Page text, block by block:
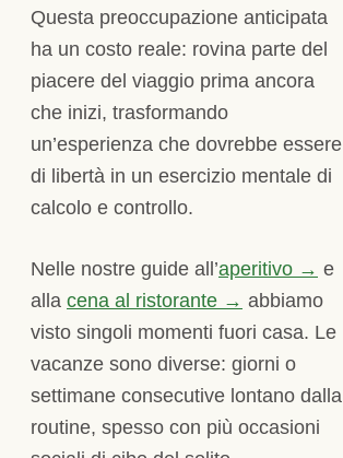
Questa preoccupazione anticipata
ha un costo reale: rovina parte del
piacere del viaggio prima ancora
che inizi, trasformando
un’esperienza che dovrebbe essere
di libertà in un esercizio mentale di
calcolo e controllo.
Nelle nostre guide all’aperitivo → e
alla cena al ristorante → abbiamo
visto singoli momenti fuori casa. Le
vacanze sono diverse: giorni o
settimane consecutive lontano dalla
routine, spesso con più occasioni